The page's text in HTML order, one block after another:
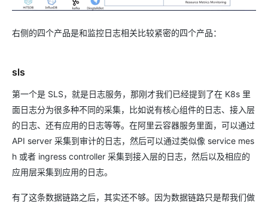
右侧的四个产品是和监控日志相关比较紧密的四个产品：
sls
第一个是 SLS，就是日志服务，那刚才我们已经提到了在 K8s 里
面日志分为很多种不同的采集，比如说有核心组件的日志、接入层
的日志、还有应用的日志等等。在阿里云容器服务里面，可以通过
API server 采集到审计的日志，然后可以通过类似像 service mes
h 或者 ingress controller 采集到接入层的日志，然后以及相应的
应用层采集到应用的日志。
有了这条数据链路之后，其实还不够。因为数据链路只是帮我们做